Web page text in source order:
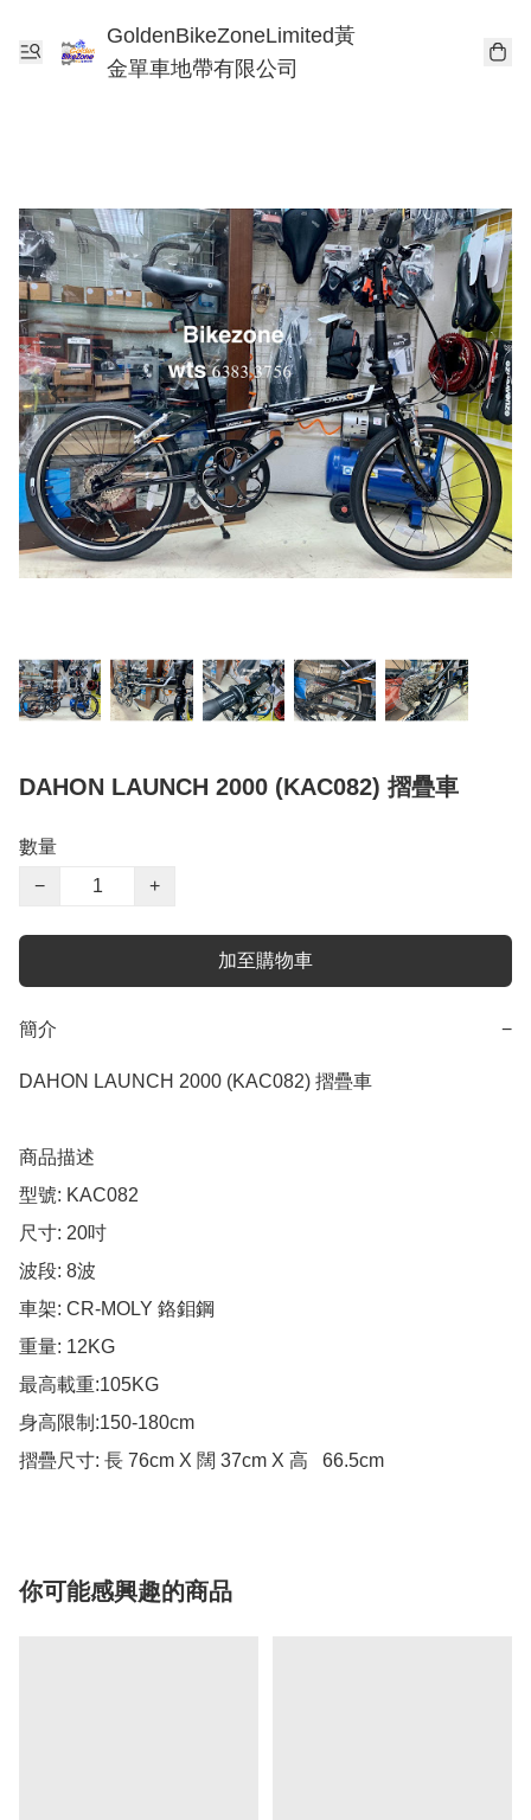
GoldenBikeZoneLimited黃
金單車地帶有限公司
DAHON LAUNCH 2000 (KAC082) 摺疊車
數量
−
+
加至購物車
簡介 −
DAHON LAUNCH 2000 (KAC082) 摺疊車
商品描述
型號: KAC082
尺寸: 20吋
波段: 8波
車架: CR-MOLY 鉻鉬鋼
重量: 12KG
最高載重:105KG
身高限制:150-180cm
摺疊尺寸: 長 76cm X 闊 37cm X 高   66.5cm
你可能感興趣的商品